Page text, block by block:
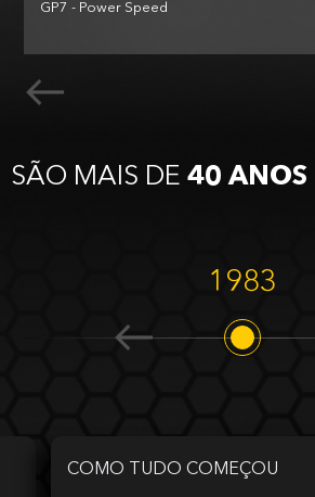
GP7 - Power Speed
SÃO MAIS DE 40 ANOS
1983
COMO TUDO COMEÇOU